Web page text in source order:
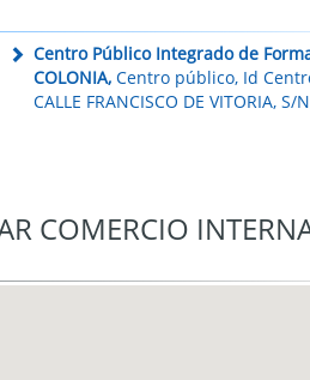
Centro Público Integrado de
COLONIA, Centro público, Id
CALLE FRANCISCO DE VITORIA,
COMERCIO